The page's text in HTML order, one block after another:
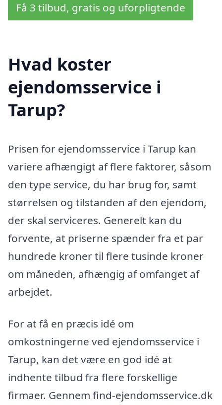
Få 3 tilbud, gratis og uforpligtende
Hvad koster
ejendomsservice i
Tarup?
Prisen for ejendomsservice i Tarup kan
variere afhængigt af flere faktorer, såsom
den type service, du har brug for, samt
størrelsen og tilstanden af den ejendom,
der skal serviceres. Generelt kan du
forvente, at priserne spænder fra et par
hundrede kroner til flere tusinde kroner
om måneden, afhængig af omfanget af
arbejdet.
For at få en præcis idé om
omkostningerne ved ejendomsservice i
Tarup, kan det være en god idé at
indhente tilbud fra flere forskellige
firmaer. Gennem find-ejendomsservice.dk